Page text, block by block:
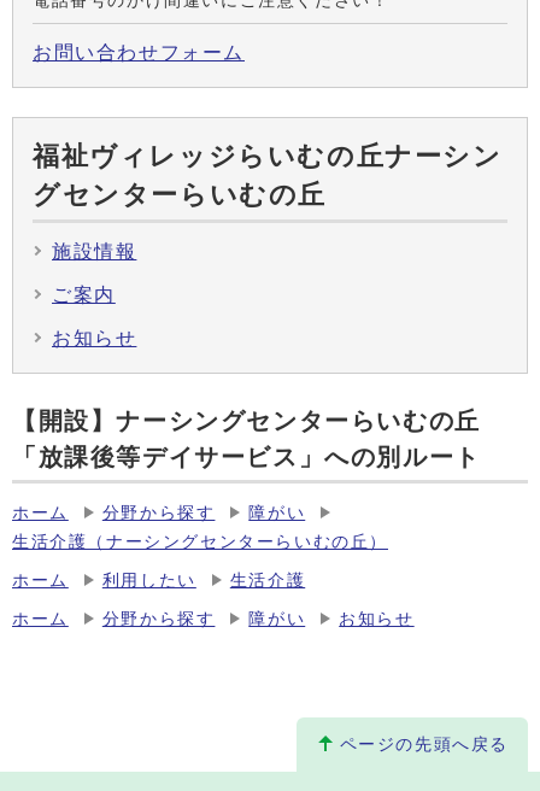
お問い合わせフォーム
福祉ヴィレッジらいむの丘ナーシン
グセンターらいむの丘
施設情報
ご案内
お知らせ
【開設】ナーシングセンターらいむの丘
「放課後等デイサービス」への別ルート
ホーム 分野から探す
障がい
生活介護（ナーシングセンターらいむの丘）
ホーム 利用したい 生活介護
ホーム 分野から探す 障がい お知らせ
ページの先頭へ戻る